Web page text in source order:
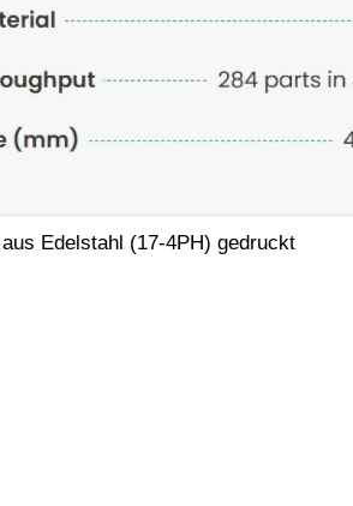
Edelstahl (17-4PH) gedruckt